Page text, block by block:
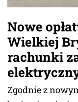
Nowe
Wielkiej
rachunki
Zgodnie z